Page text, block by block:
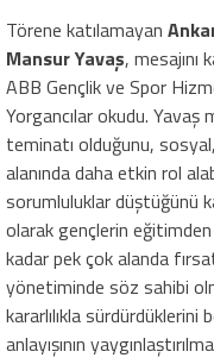
Törene katılamayan
Mansur Yavaş, mesajını
ABB Gençlik ve Spor
Yorgancılar okudu. Yavaş
teminatı olduğunu,
alanında daha etkin rol
sorumluluklar düştüğünü
olarak gençlerin
kadar pek çok alanda
yönetiminde söz sahibi
kararlılıkla
anlayışının